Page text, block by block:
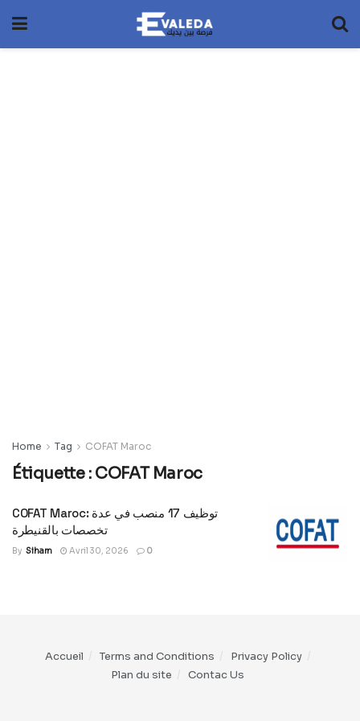
Home Tag COFAT Maroc
Étiquette : COFAT Maroc
COFAT Maroc: توظيف 17 منصب في عدة
تخصصات بالقنيطرة
By Siham Avril 30, 2026 0
Accueil Terms and Conditions
Privacy Policy
Plan du site
Contac Us